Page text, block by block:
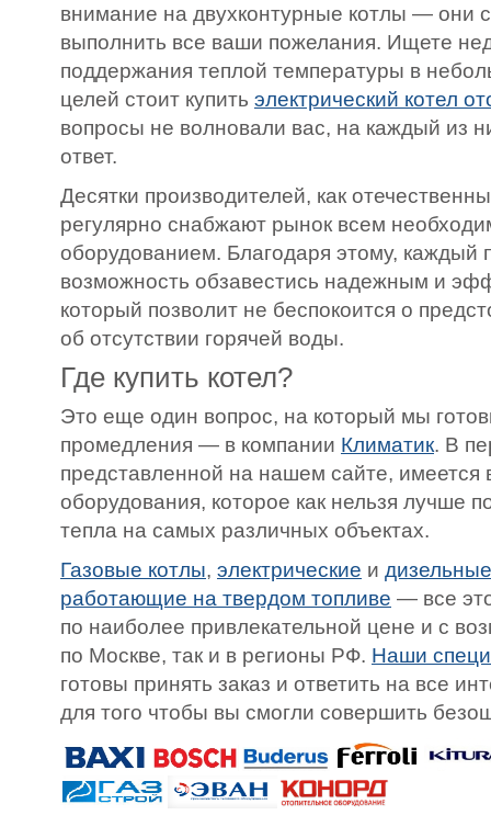
внимание на двухконтурные котлы — они
выполнить все ваши пожелания. Ищете
поддержания теплой температуры в
целей стоит купить электрический котел
вопросы не волновали вас, на каждый из
ответ.
Десятки производителей, как
регулярно снабжают рынок всем
оборудованием. Благодаря этому, каждый
возможность обзавестись надежным и
который позволит не беспокоится о
об отсутствии горячей воды.
Где купить котел?
Это еще один вопрос, на который мы
промедления — в компании Климатик. В
представленной на нашем сайте, имеется
оборудования, которое как нельзя лучше
тепла на самых различных объектах.
Газовые котлы, электрические и
работающие на твердом топливе — все
по наиболее привлекательной цене и с
по Москве, так и в регионы РФ. Наши
готовы принять заказ и ответить на все
для того чтобы вы смогли совершить